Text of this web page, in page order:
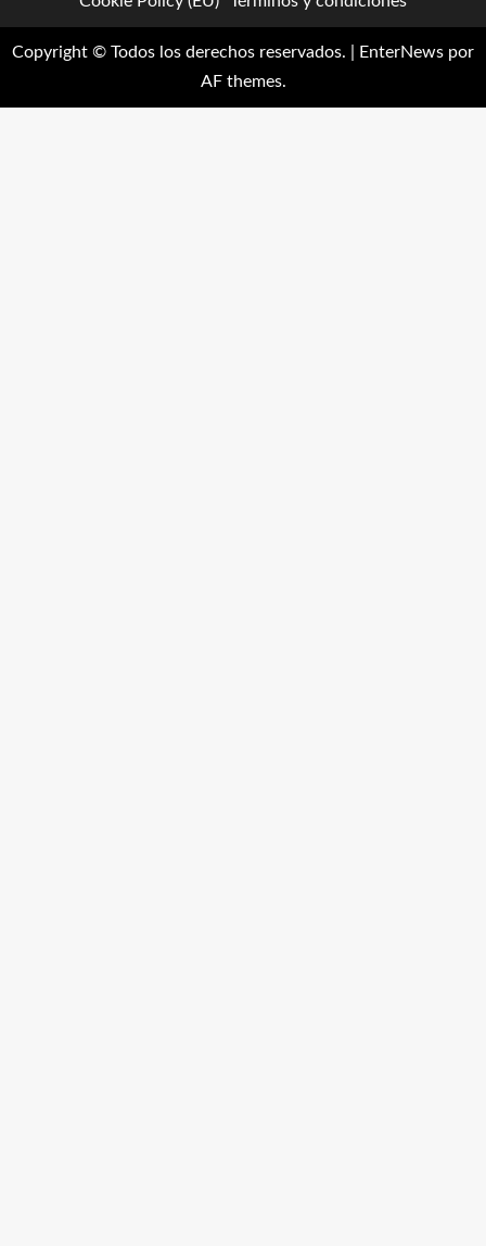
Copyright © Todos los derechos reservados. EnterNews por
AF themes.